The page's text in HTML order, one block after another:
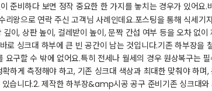
준비하다 보면 정작 중요한 한 가지를 놓치는 경우가 있어요.​
리왕으로 연락 주신 고객님 사례인데요.​포스팅을 통해 식세
이, 상판 높이, 걸레받이 높이, 문짝 간섭 여부 등을 오차 없
로 싱크대 하부에 큰 빈 공간이 남는 것입니다.​기존 하부장
요구할 수 밖에 없어요.​특히 전세나 월세의 경우 원상복구는
하게 측정해야 하고, 기존 싱크대 색상과 최대한 맞춰야 하
습니다.​​2. 제작한 하부장&amp시공 공구 준비​기존 싱크대